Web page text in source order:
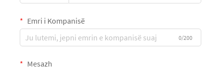
Emri i Kompanisë
0/200
Mesazh